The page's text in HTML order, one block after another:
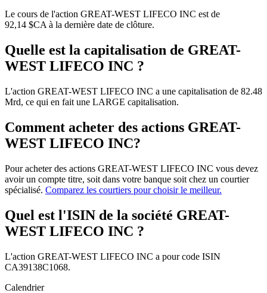
Le cours de l'action GREAT-WEST LIFECO INC est de
92,14 $CA à la dernière date de clôture.
Quelle est la capitalisation de GREAT-
WEST LIFECO INC ?
L'action GREAT-WEST LIFECO INC a une capitalisation de 82.48
Mrd, ce qui en fait une LARGE capitalisation.
Comment acheter des actions GREAT-
WEST LIFECO INC?
Pour acheter des actions GREAT-WEST LIFECO INC vous devez
avoir un compte titre, soit dans votre banque soit chez un courtier
spécialisé. Comparez les courtiers pour choisir le meilleur.
Quel est l'ISIN de la société GREAT-
WEST LIFECO INC ?
L'action GREAT-WEST LIFECO INC a pour code ISIN
CA39138C1068.
Calendrier